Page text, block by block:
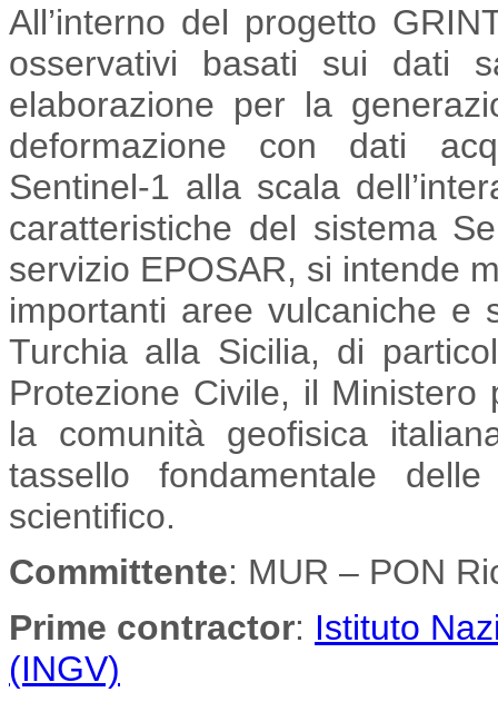
All’interno del progetto
osservativi basati sui dati
elaborazione per la
deformazione con dati
Sentinel-1 alla scala
caratteristiche del sistema
servizio EPOSAR, si intende
importanti aree vulcaniche e
Turchia alla Sicilia, di
Protezione Civile, il
la comunità geofisica
tassello fondamentale
scientifico.
Committente: MUR – PON
Prime contractor: Istituto
(INGV)